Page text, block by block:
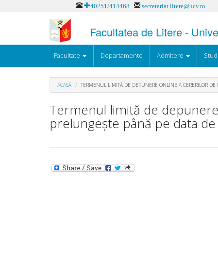
.+40251/414468 .secretariat.litere@ucv.ro
Facultatea de Litere -
Facultate Departamente Admitere
ACASĂ TERMENUL LIMITĂ DE DEPUNERE ONLINE A CERERILOR
Termenul limită de
prelungește până pe data